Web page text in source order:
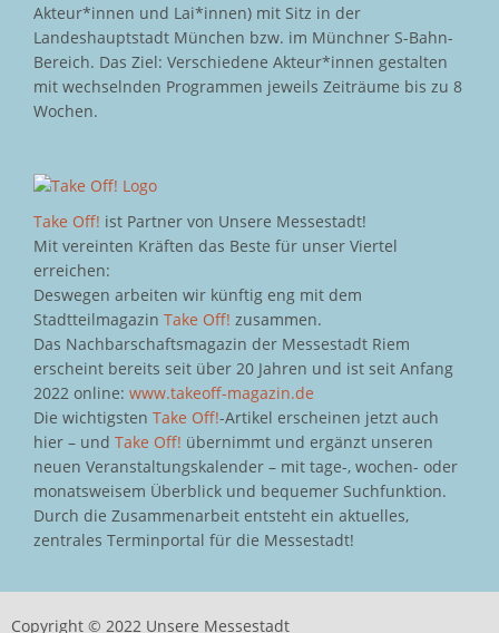
Akteur*innen und Lai*innen) mit Sitz in der
Landeshauptstadt München bzw. im Münchner S-Bahn-
Bereich. Das Ziel: Verschiedene Akteur*innen gestalten
mit wechselnden Programmen jeweils Zeiträume bis zu 8
Wochen.
Take Off! ist Partner von Unsere Messestadt!
Mit vereinten Kräften das Beste für unser Viertel
erreichen:
Deswegen arbeiten wir künftig eng mit dem
Stadtteilmagazin Take Off! zusammen.
Das Nachbarschaftsmagazin der Messestadt Riem
erscheint bereits seit über 20 Jahren und ist seit Anfang
2022 online: www.takeoff-magazin.de
Die wichtigsten Take Off!-Artikel erscheinen jetzt auch
hier – und Take Off! übernimmt und ergänzt unseren
neuen Veranstaltungskalender – mit tage-, wochen- oder
monatsweisem Überblick und bequemer Suchfunktion.
Durch die Zusammenarbeit entsteht ein aktuelles,
zentrales Terminportal für die Messestadt!
Copyright © 2022 Unsere Messestadt